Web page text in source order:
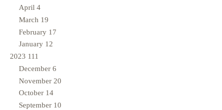
April 4
March 19
February 17
January 12
2023 111
December 6
November 20
October 14
September 10